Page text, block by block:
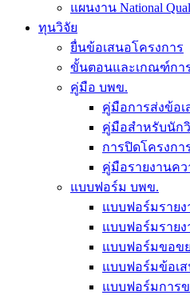
แผนงาน National
ทุนวิจัย
ยื่นข้อเสนอโครงการ
ขั้นตอนและเกณฑ์กา
คู่มือ บพข.
คู่มือการส่งข้อ
คู่มือสำหรับนัก
การปิดโครงกา
คู่มือรายงานค
แบบฟอร์ม บพข.
แบบฟอร์มราย
แบบฟอร์มราย
แบบฟอร์มขอขย
แบบฟอร์มข้อเ
แบบฟอร์มการ